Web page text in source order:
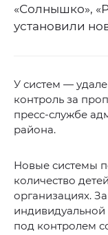
«Солнышко»,
установили
У систем —
контроль за
пресс-службе
района.
Новые системы
количество
организациях.
под контролем